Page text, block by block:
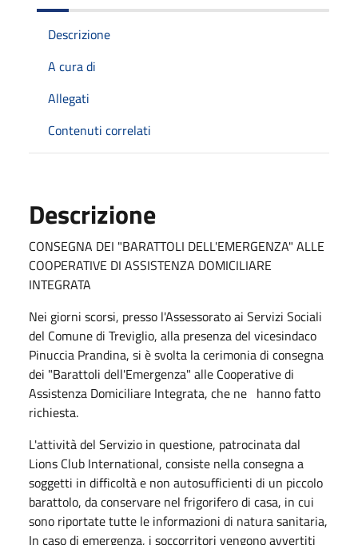
Descrizione
A cura di
Allegati
Contenuti correlati
Descrizione
CONSEGNA DEI "BARATTOLI DELL'EMERGENZA" ALLE
COOPERATIVE DI ASSISTENZA DOMICILIARE
INTEGRATA
Nei giorni scorsi, presso l'Assessorato ai Servizi Sociali
del Comune di Treviglio, alla presenza del vicesindaco
Pinuccia Prandina, si è svolta la cerimonia di consegna
dei "Barattoli dell'Emergenza" alle Cooperative di
Assistenza Domiciliare Integrata, che ne hanno fatto
richiesta.
L'attività del Servizio in questione, patrocinata dal
Lions Club International, consiste nella consegna a
soggetti in difficoltà e non autosufficienti di un piccolo
barattolo, da conservare nel frigorifero di casa, in cui
sono riportate tutte le informazioni di natura sanitaria,
In caso di emergenza, i soccorritori vengono avvertiti